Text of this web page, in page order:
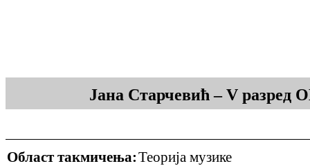
Јана Старчевић – V
Област такмичења:Теорија музике